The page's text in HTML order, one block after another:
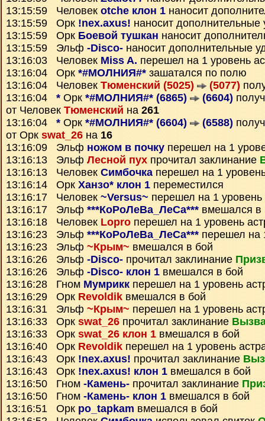
13:15:59 Человек otche клон 1 наносит
13:15:59 Орк !nex.axus! наносит дополнительные
13:15:59 Орк Боевой тушкан наносит
13:15:59 Эльф -Disco- наносит дополнительные
13:16:03 Человек Miss A. перешел на 1 уровень
13:16:04 Орк *#МОЛНИЯ#* зашатался по полю
13:16:04 Человек Тюменский (5025) (5077)
13:16:04 * Орк *#МОЛНИЯ#* (6865) (6604)
от Человек Тюменский на 261
13:16:04 * Орк *#МОЛНИЯ#* (6604) (6588)
от Орк swat_26 на 16
13:16:09 Эльф ножом в почку перешел на 1
13:16:13 Эльф Лесной пух прочитал заклинание
13:16:13 Человек Симбочкаперешел на 1
13:16:14 Орк Ханзо* клон 1 переместился
13:16:17 Человек ~Versus~ перешел на 1 уровень
13:16:17 Эльф ***КоРоЛеВа_ЛеСа*** вмешался в
13:16:18 Человек Lopro перешел на 1 уровень
13:16:23 Эльф ***КоРоЛеВа_ЛеСа*** перешел на
13:16:23 Эльф ~Крым~ вмешался в бой
13:16:26 Эльф -Disco- прочитал заклинание
13:16:26 Эльф -Disco- клон 1 вмешался в бой
13:16:28 Гном Мумрикк перешел на 1 уровень
13:16:29 Орк Revoldik вмешался в бой
13:16:31 Эльф ~Крым~ перешел на 1 уровень
13:16:33 Орк swat_26 прочитал заклинание
13:16:33 Орк swat_26 клон 1 вмешался в бой
13:16:40 Орк Revoldik перешел на 1 уровень
13:16:43 Орк !nex.axus! прочитал заклинание
13:16:43 Орк !nex.axus! клон 1 вмешался в бой
13:16:50 Гном -Камень- прочитал заклинание
13:16:50 Гном -Камень- клон 1 вмешался в бой
13:16:51 Орк po_tapkam вмешался в бой